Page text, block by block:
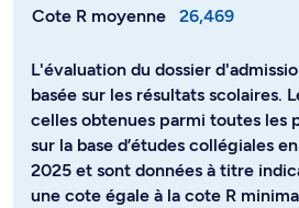
Cote R moyenne
26,469
L'évaluation du dossier
basée sur les résultats scolaires.
celles obtenues parmi toutes les
sur la base d’études collégiales
2025 et sont données à titre
une cote égale à la cote R